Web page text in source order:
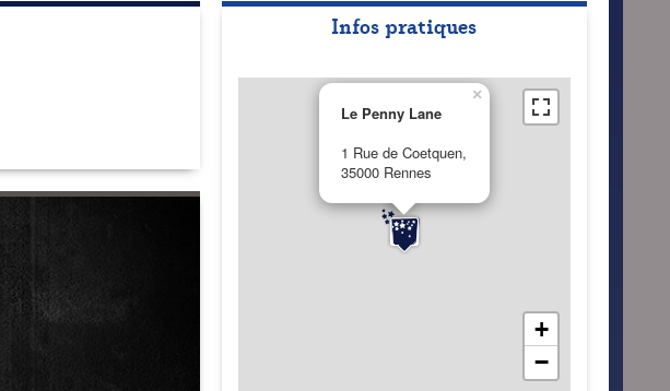
Infos pratiques
Le Penny Lane
1 Rue de Coetquen,
35000 Rennes
×
+
−